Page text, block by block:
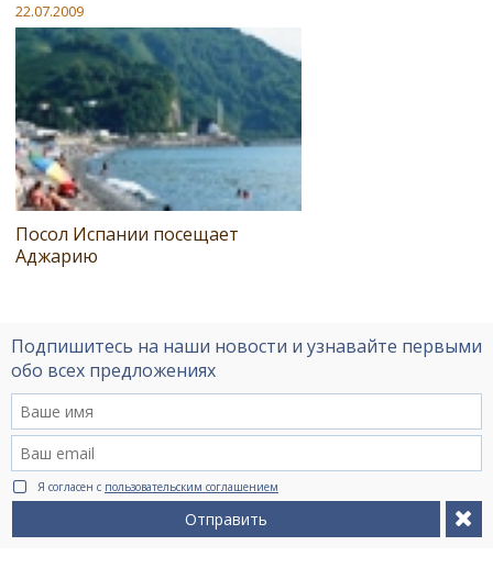
22.07.2009
Посол Испании посещает
Аджарию
Подпишитесь на наши новости и узнавайте первыми
обо всех предложениях
Я согласен с пользовательским соглашением
Отправить